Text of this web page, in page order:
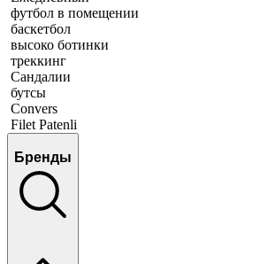
футбол в помещении
баскетбол
высоко ботинки
треккинг
Сандалии
бутсы
Convers
Filet Patenli
Бренды